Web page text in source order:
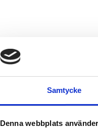
Samtycke
Denna webbplats